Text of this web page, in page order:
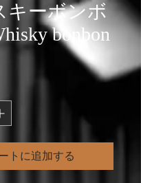
キーボンボ
bonbon
トに追加する